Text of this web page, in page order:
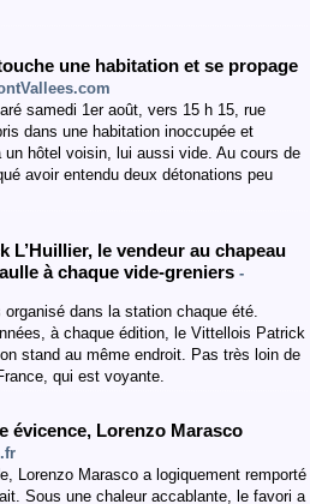
une habitation et se propage
samedi 1er août, vers 15 h 15, rue
dans une habitation inoccupée et
hôtel voisin, lui aussi vide. Au cours de
avoir entendu deux détonations peu
L’Huillier, le vendeur au chapeau
à chaque vide-greniers -
organisé dans la station chaque été.
à chaque édition, le Vittellois Patrick
stand au même endroit. Pas très loin de
qui est voyante.
évicence, Lorenzo Marasco
Lorenzo Marasco a logiquement remporté
Sous une chaleur accablante, le favori a